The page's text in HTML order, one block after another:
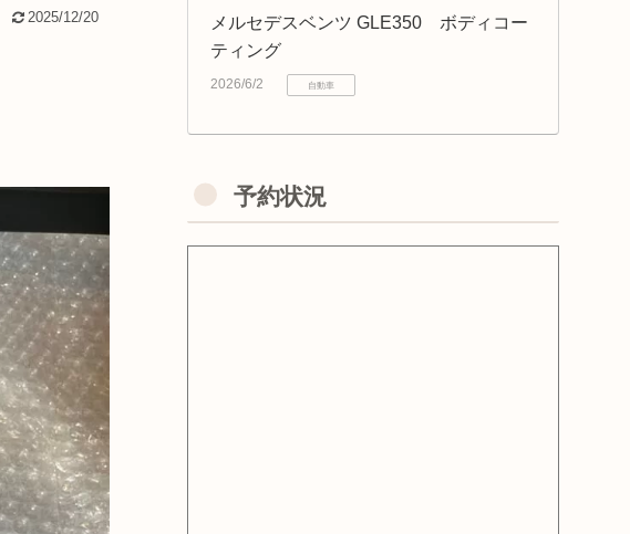
2025/12/20
メルセデスベンツ GLE350 ボディコー
ティング
2026/6/2 自動車
予約状況